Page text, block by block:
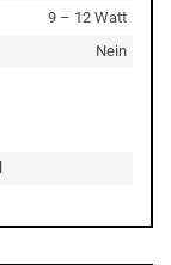
9 – 12 Watt
Nein